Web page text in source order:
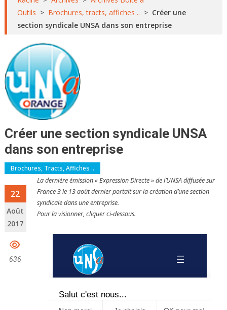
Outils > Brochures, tracts, affiches .. > Créer une
section syndicale UNSA dans son entreprise
Créer une section syndicale UNSA
dans son entreprise
Brochures, Tracts, Affiches ..
22
Août
2017
636
La dernière émission « Expression Directe » de l’UNSA diffusée sur
France 3 le 13 août dernier portait sur la création d’une section
syndicale dans une entreprise.
Pour la visionner, cliquer ci-dessous.